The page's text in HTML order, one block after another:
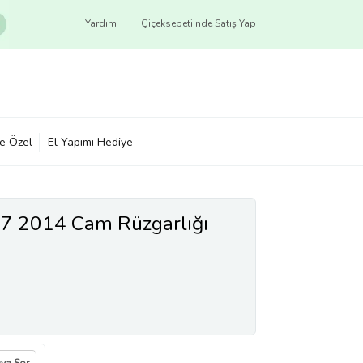
Çiçeksepeti'nde Satış Yap
Yardım
Özel El Yapımı Hediye
2014 Cam Rüzgarlığı